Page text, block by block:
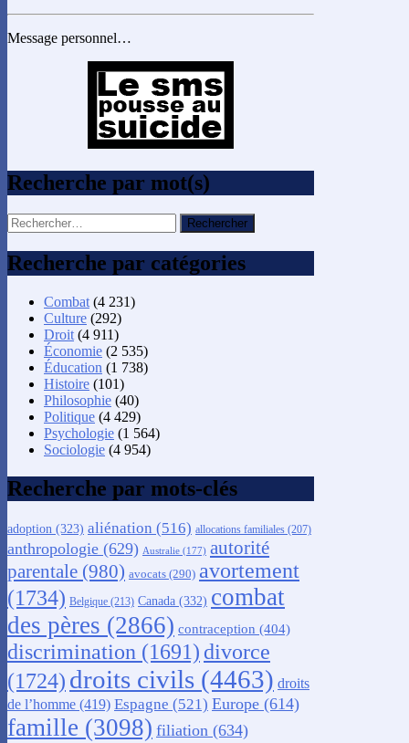
Message personnel…
Recherche par mot(s)
Rechercher :
Recherche par catégories
Combat (4 231)
Culture (292)
Droit (4 911)
Économie (2 535)
Éducation (1 738)
Histoire (101)
Philosophie (40)
Politique (4 429)
Psychologie (1 564)
Sociologie (4 954)
Recherche par mots-clés
adoption (323) aliénation (516) allocations familiales (207)
anthropologie (629) Australie (177) autorité
parentale (980) avocats (290) avortement
(1734) Belgique (213) Canada (332) combat
des pères (2866) contraception (404)
discrimination (1691) divorce
(1724) droits civils (4463) droits
de l’homme (419) Espagne (521) Europe (614)
famille (3098) filiation (634)